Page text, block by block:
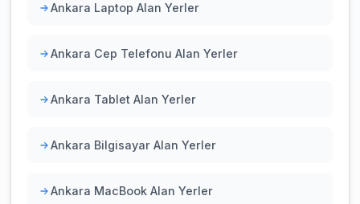
Ankara Laptop Alan Yerler
Ankara Cep Telefonu Alan Yerler
Ankara Tablet Alan Yerler
Ankara Bilgisayar Alan Yerler
Ankara MacBook Alan Yerler